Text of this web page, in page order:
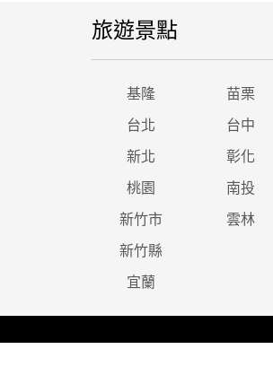
旅遊景點
基隆 苗栗
台北 台中
新北 彰化
桃園 南投
新竹市 雲林
新竹縣
宜蘭